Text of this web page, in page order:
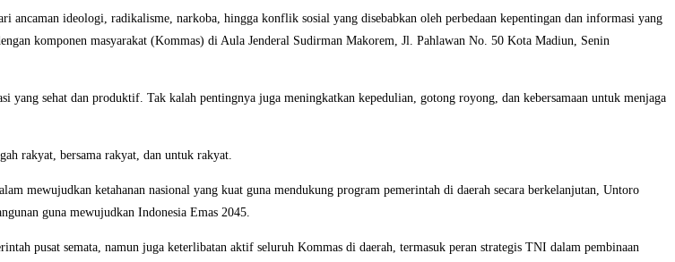
ideologi, radikalisme, narkoba, hingga konflik sosial yang disebabkan oleh perbedaan kepentingan dan informasi yang
komponen masyarakat (Kommas) di Aula Jenderal Sudirman Makorem, Jl. Pahlawan No. 50 Kota Madiun, Senin
sehat dan produktif. Tak kalah pentingnya juga meningkatkan kepedulian, gotong royong, dan kebersamaan untuk menjaga
rakyat, bersama rakyat, dan untuk rakyat.
mewujudkan ketahanan nasional yang kuat guna mendukung program pemerintah di daerah secara berkelanjutan, Untoro
guna mewujudkan Indonesia Emas 2045.
pusat semata, namun juga keterlibatan aktif seluruh Kommas di daerah, termasuk peran strategis TNI dalam pembinaan